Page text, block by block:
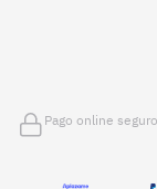
Pago online seguro